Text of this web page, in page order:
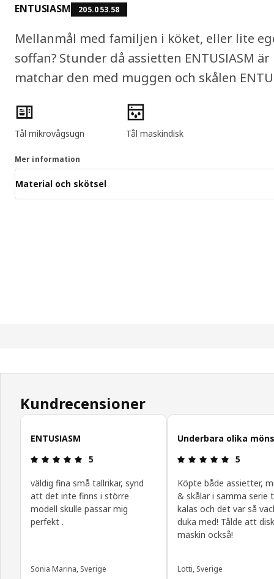
ENTUSIASM 205.053.58
Mellanmål med familjen i köket, eller lite
soffan? Stunder då assietten ENTUSIASM
matchar den med muggen och skålen
Produktens egenskaper
Tål mikrovågsugn Tål maskindisk
Mer information
Material och skötsel
Kundrecensioner
Hoppa över
ENTUSIASM
Recension: 5 utav 5 stjärnor.
5
väldig fina små tallrikar, synd
att det inte finns i större
modell skulle passar mig
perfekt .
Sonia Marina, Sverige
Underbara olika
5
Köpte både assietter,
& skålar i samma serie
kalas och det var så
duka med! Tålde att
maskin också!
Lotti, Sverige